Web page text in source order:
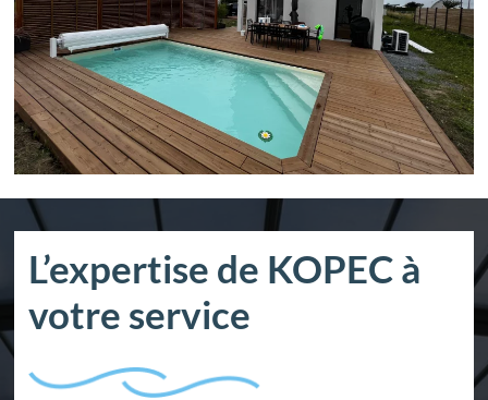
L’expertise de KOPEC à
votre service